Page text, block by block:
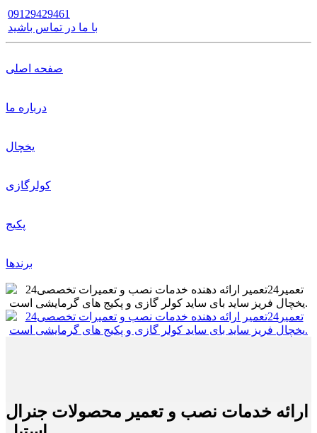
09129429461
با ما در تماس باشید
صفحه اصلی
درباره ما
یخچال
کولرگازی
پکیج
برندها
ارائه خدمات نصب و تعمیر محصولات جنرال